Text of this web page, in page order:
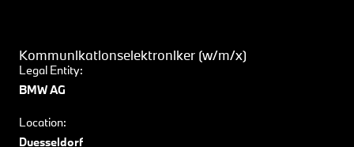
Kommunikationselektroniker (w/m/x)
Legal Entity:
BMW AG
Location:
Duesseldorf